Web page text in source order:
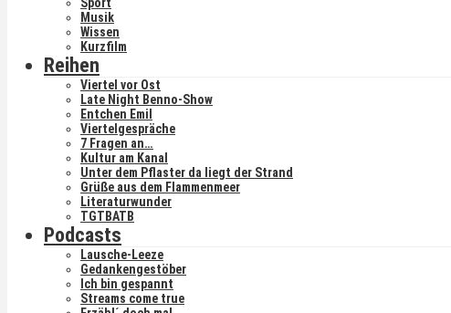
Musik
Wissen
Kurzfilm
Reihen
Viertel vor Ost
Late Night Benno-Show
Entchen Emil
Viertelgespräche
7 Fragen an…
Kultur am Kanal
Unter dem Pflaster da liegt der Strand
Grüße aus dem Flammenmeer
Literaturwunder
TGTBATB
Podcasts
Lausche-Leeze
Gedankengestöber
Ich bin gespannt
Streams come true